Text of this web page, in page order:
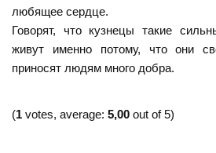
любящее сердце.
Говорят, что кузнецы такие
живут именно потому, что они
приносят людям много добра.
(1 votes, average:5,00 out of 5)